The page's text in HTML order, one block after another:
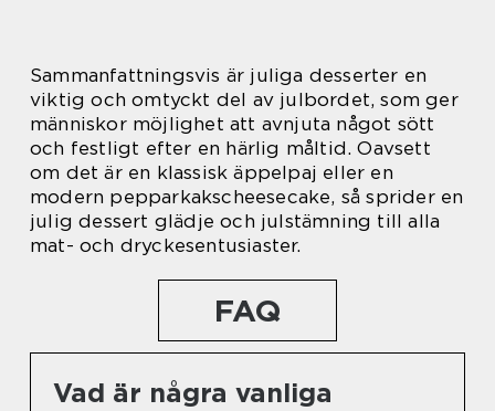
Sammanfattningsvis är juliga desserter en
viktig och omtyckt del av julbordet, som ger
människor möjlighet att avnjuta något sött
och festligt efter en härlig måltid. Oavsett
om det är en klassisk äppelpaj eller en
modern pepparkakscheesecake, så sprider en
julig dessert glädje och julstämning till alla
mat- och dryckesentusiaster.
FAQ
Vad är några vanliga